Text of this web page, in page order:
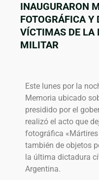
INAUGURARON
FOTOGRÁFICA Y
VÍCTIMAS DE LA
MILITAR
Este lunes por la
Memoria ubicado
presidido por el
realizó el acto que
fotográfica
también de objetos
la última dictadura
Argentina.